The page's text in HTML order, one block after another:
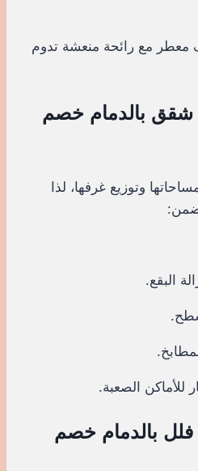
معطر مع رائحة منعشة تدوم
شقق بالدمام خصم
وتوزيع غرفها، لذا
البقع.
للأماكن الصعبة.
فلل بالدمام خصم